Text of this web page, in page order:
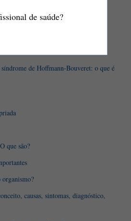
de saúde?
a síndrome do choque tóxico
de Hoffmann-Bouveret: o que é
que são?
causas, sintomas, diagnóstico,